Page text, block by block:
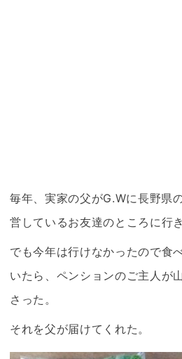
毎年、実家の父がG.Wに長野県
営しているお友達のところに行
でも今年は行けなかったので食
いたら、ペンションのご主人が
さった。
それを父が届けてくれた。